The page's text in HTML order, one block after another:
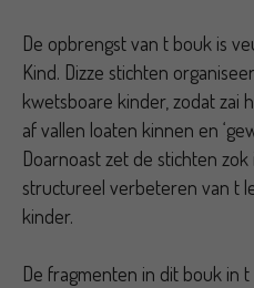
De opbrengst van t bouk is
Kind. Dizze stichten
kwetsboare kinder, zodat zai
af vallen loaten kinnen en
Doarnoast zet de stichten
structureel verbeteren van t
kinder.
De fragmenten in dit bouk in